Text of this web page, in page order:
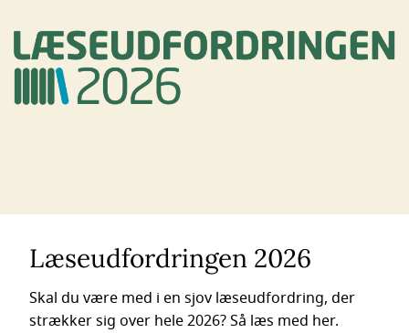
Læseudfordringen 2026
Skal du være med i en sjov læseudfordring, der
strækker sig over hele 2026? Så læs med her.